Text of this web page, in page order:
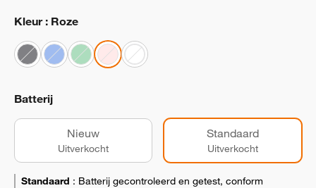
Kleur : Roze
Batterij
Nieuw
Uitverkocht
Standaard
Uitverkocht
Standaard : Batterij gecontroleerd en getest, conform